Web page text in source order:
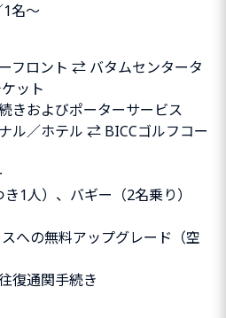
1名〜
フロント ⇄ バタムセンタータ
ット
きおよびポーターサービス
ル／ホテル ⇄ BICCゴルフコー
1人）、バギー（2名乗り）
への無料アップグレード（空
復通関手続き